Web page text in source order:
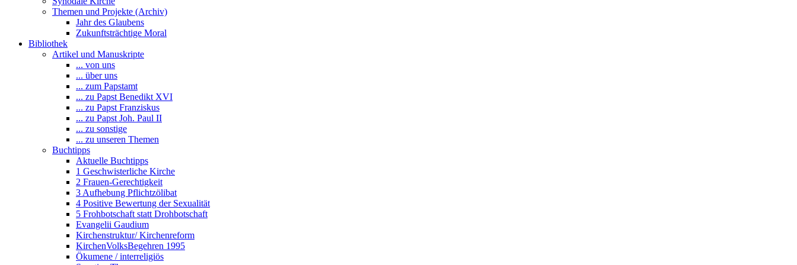
Themen und Projekte (Archiv)
Jahr des Glaubens
Zukunftsträchtige Moral
Bibliothek
Artikel und Manuskripte
... von uns
... über uns
... zum Papstamt
... zu Papst Benedikt XVI
... zu Papst Franziskus
... zu Papst Joh. Paul II
... zu sonstige
... zu unseren Themen
Buchtipps
Aktuelle Buchtipps
1 Geschwisterliche Kirche
2 Frauen-Gerechtigkeit
3 Aufhebung Pflichtzölibat
4 Positive Bewertung der Sexualität
5 Frohbotschaft statt Drohbotschaft
Evangelii Gaudium
Kirchenstruktur/ Kirchenreform
KirchenVolksBegehren 1995
Ökumene / interreligiös